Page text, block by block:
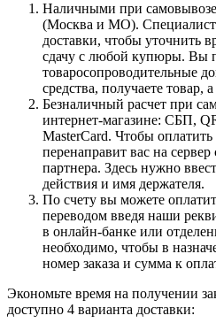
Наличными при
(Москва и МО). Специалист
доставки, чтобы уточнить
сдачу с любой купюры. Вы
товаросопроводительные
средства, получаете товар,
Безналичный расчет при
интернет-магазине: СБП,
MasterCard. Чтобы оплатить
перенаправит вас на
партнера. Здесь нужно
действия и имя держателя.
По счету вы можете
переводом введя наши
в онлайн-банке или
необходимо, чтобы в
номер заказа и сумма к
Экономьте время на получении
доступно 4 варианта доставки: